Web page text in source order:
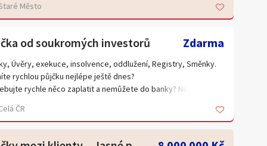
k okamžitému podnikání. Bezdlužnosti samozřejmostí.
školení k provozu agentury práce zdarma při nákupu
od nás.
Město
od soukromých investorů Zdarma
Úvěry, exekuce, insolvence, oddlužení, Registry, Směnky.
rychlou půjčku nejlépe ještě dnes?
rychle něco zaplatit a nemůžete do banky? Nemůžete
rychle 40.000,-Kč až 2.000.000,-Kč
kdykoliv Váš prověřený poradce 607 751 891
ČR